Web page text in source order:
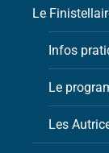
Le
Infos
Le
Les